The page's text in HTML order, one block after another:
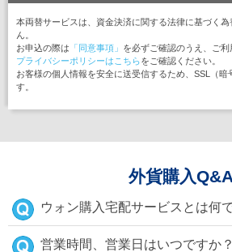
本両替サービスは、資金決済に関する法律に基づく
ん。
お申込の際は 「同意事項」 を必ずご確認のうえ、ご利
プライバシーポリシーはこちらをご確認ください。
お客様の個人情報を安全に送受信するため、SSL（暗
す。
外貨購入Q&A
ウォン購入宅配サービスとは何で
営業時間、営業日はいつですか？